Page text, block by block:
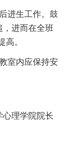
进生工作。鼓
，进而在全班
高。
室内应保持安
心理学院院长